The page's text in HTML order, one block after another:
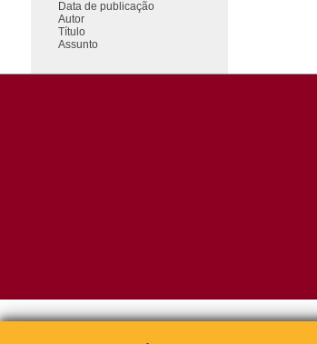
Data de publicação
Autor
Título
Assunto